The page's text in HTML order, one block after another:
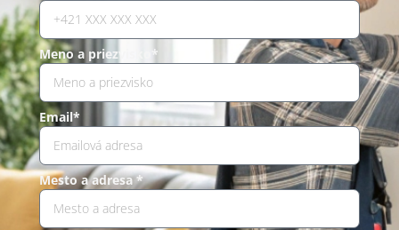
Meno a priezvisko*
Email*
Mesto a adresa *